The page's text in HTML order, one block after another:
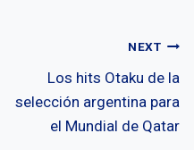
NEXT
Los hits Otaku de la
selección argentina para
el Mundial de Qatar